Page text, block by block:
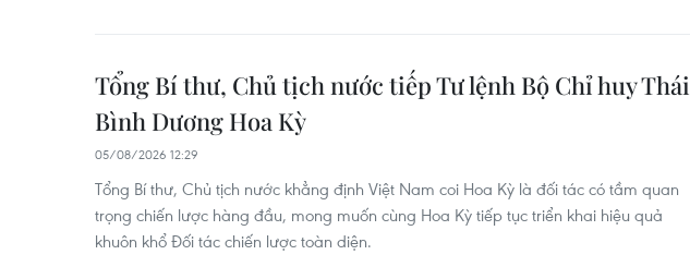
Tổng Bí thư, Chủ tịch nước tiếp Tư lệnh Bộ Chỉ huy Thái
Bình Dương Hoa Kỳ
05/08/2026 12:29
Tổng Bí thư, Chủ tịch nước khẳng định Việt Nam coi Hoa Kỳ là đối tác có tầm quan
trọng chiến lược hàng đầu, mong muốn cùng Hoa Kỳ tiếp tục triển khai hiệu quả
khuôn khổ Đối tác chiến lược toàn diện.